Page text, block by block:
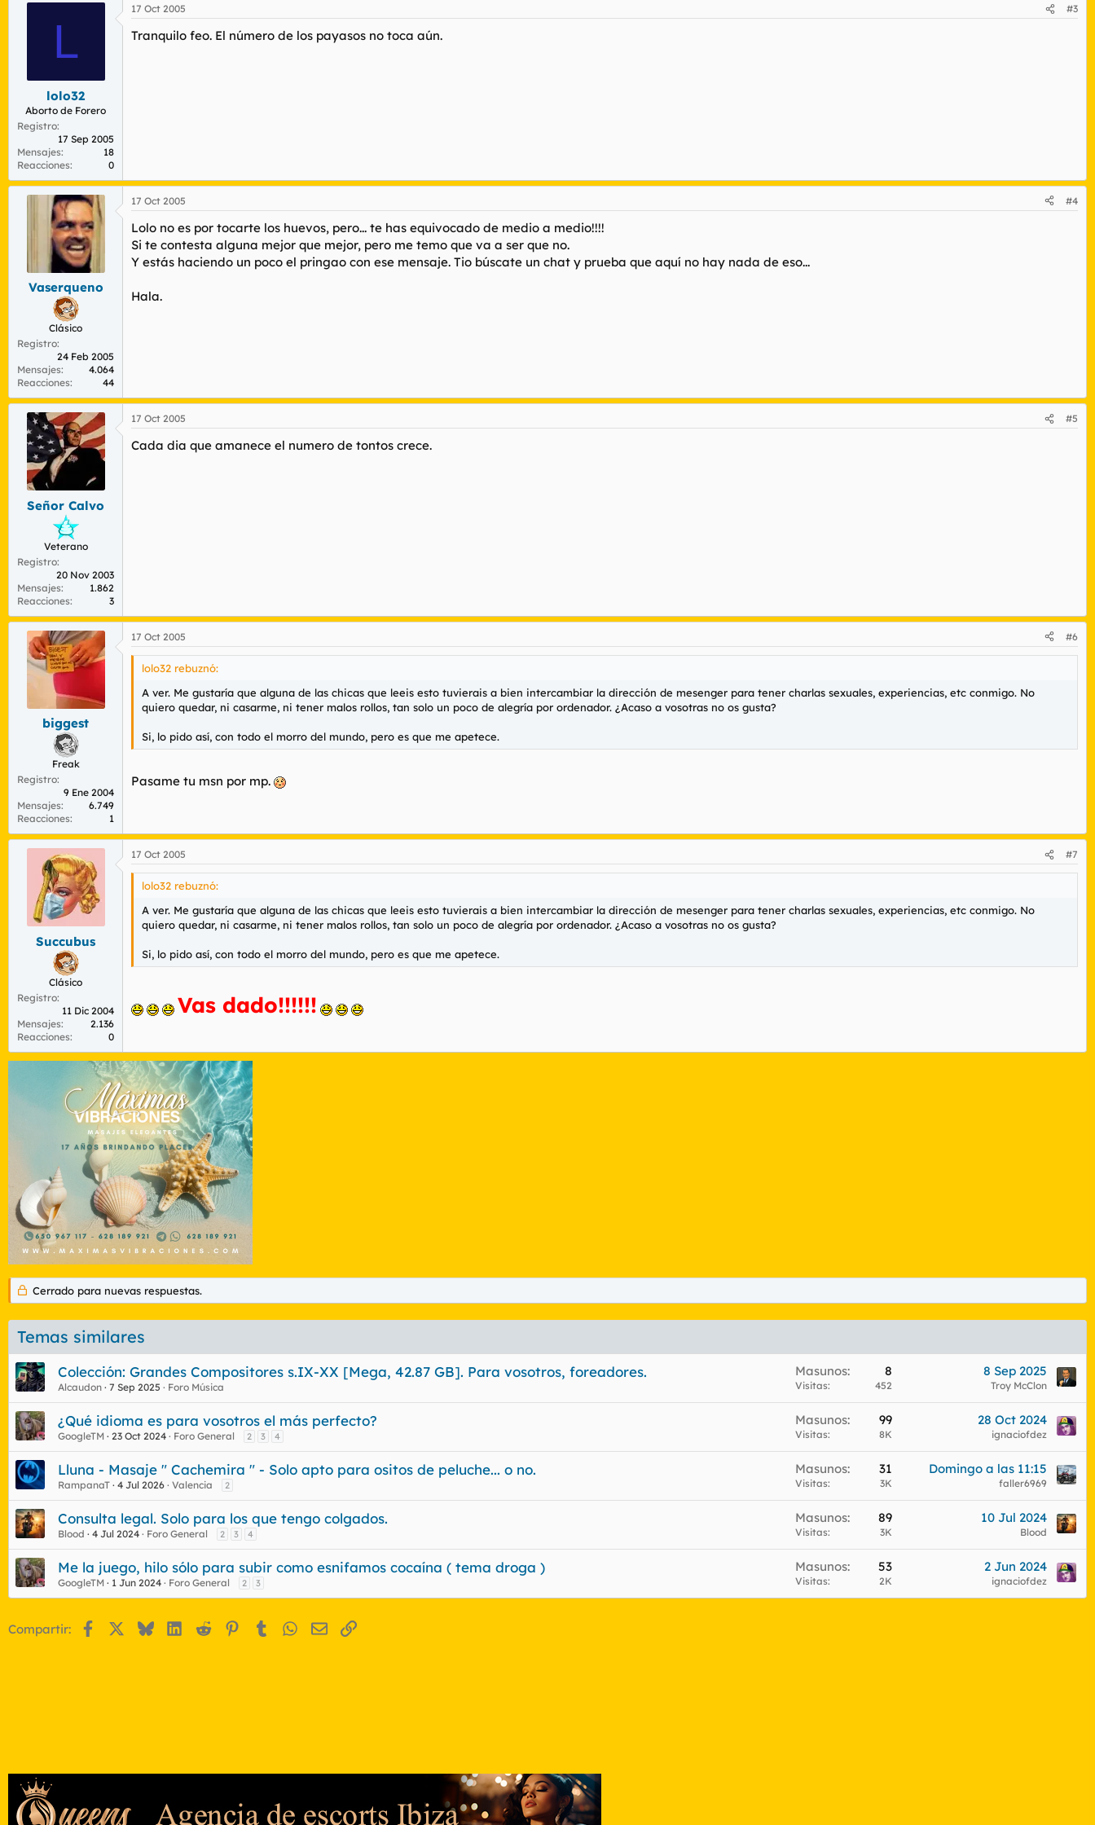
L
lolo32
Aborto de Forero
Registro
17 Sep 2005
Mensajes
18
Reacciones
0
17 Oct 2005 #3
Tranquilo feo. El número de los payasos no toca aún.
Vaserqueno
Clásico
Registro
24 Feb 2005
Mensajes
4.064
Reacciones
44
17 Oct 2005 #4
Lolo no es por tocarte los huevos, pero... te has equivocado de medio a medio!!!!
Si te contesta alguna mejor que mejor, pero me temo que va a ser que no.
Y estás haciendo un poco el pringao con ese mensaje. Tio búscate un chat y prueba que aquí no hay nada de eso...
Hala.
Señor Calvo
Veterano
Registro
20 Nov 2003
Mensajes
1.862
Reacciones
3
17 Oct 2005 #5
Cada dia que amanece el numero de tontos crece.
biggest
Freak
Registro
9 Ene 2004
Mensajes
6.749
Reacciones
1
17 Oct 2005 #6
lolo32 rebuznó:
A ver. Me gustaría que alguna de las chicas que leeis esto tuvierais a bien intercambiar la dirección de mesenger para tener charlas sexuales, experiencias, etc conmigo. No
quiero quedar, ni casarme, ni tener malos rollos, tan solo un poco de alegría por ordenador. ¿Acaso a vosotras no os gusta?
Si, lo pido así, con todo el morro del mundo, pero es que me apetece.
Pasame tu msn por mp.
Succubus
Clásico
Registro
11 Dic 2004
Mensajes
2.136
Reacciones
0
17 Oct 2005 #7
lolo32 rebuznó:
A ver. Me gustaría que alguna de las chicas que leeis esto tuvierais a bien intercambiar la dirección de mesenger para tener charlas sexuales, experiencias, etc conmigo. No
quiero quedar, ni casarme, ni tener malos rollos, tan solo un poco de alegría por ordenador. ¿Acaso a vosotras no os gusta?
Si, lo pido así, con todo el morro del mundo, pero es que me apetece.
Vas dado!!!!!!
Cerrado para nuevas respuestas.
Temas similares
Colección: Grandes Compositores s.IX-XX [Mega, 42.87 GB]. Para vosotros, foreadores.
Alcaudon 7 Sep 2025 Foro Música
Masunos 8
Visitas 452
8 Sep 2025
Troy McClon
¿Qué idioma es para vosotros el más perfecto?
GoogleTM 23 Oct 2024 Foro General 2 3 4
Masunos 99
Visitas 8K
28 Oct 2024
ignaciofdez
Lluna - Masaje " Cachemira " - Solo apto para ositos de peluche... o no.
RampanaT 4 Jul 2026 Valencia 2
Masunos 31
Visitas 3K
Domingo a las 11:15
faller6969
Consulta legal. Solo para los que tengo colgados.
Blood 4 Jul 2024 Foro General 2 3 4
Masunos 89
Visitas 3K
10 Jul 2024
Blood
Me la juego, hilo sólo para subir como esnifamos cocaína ( tema droga )
GoogleTM 1 Jun 2024 Foro General 2 3
Masunos 53
Visitas 2K
2 Jun 2024
ignaciofdez
Compartir: FacebookBlueskyLinkedIn
Reddit Pinterest
Tumblr WhatsApp
EmailEnlace